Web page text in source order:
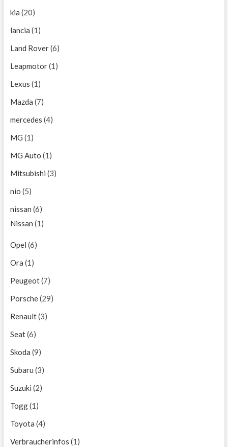
kia (20)
lancia (1)
Land Rover(6)
Leapmotor(1)
Lexus (1)
Mazda (7)
mercedes (4)
MG (1)
MG Auto (1)
Mitsubishi (3)
nio (5)
nissan (6)
Nissan (1)
Opel (6)
Ora (1)
Peugeot(7)
Porsche(29)
Renault(3)
Seat(6)
Skoda (9)
Subaru (3)
Suzuki (2)
Togg(1)
Toyota (4)
Verbraucherinfos (1)